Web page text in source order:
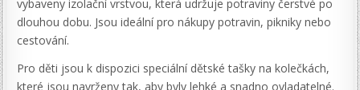
vybaveny izolační vrstvou, která udržuje potraviny čerstvé po
dlouhou dobu. Jsou ideální pro nákupy potravin, pikniky nebo
cestování.
Pro děti jsou k dispozici speciální dětské tašky na kolečkách,
které jsou navrženy tak, aby byly lehké a snadno ovladatelné.